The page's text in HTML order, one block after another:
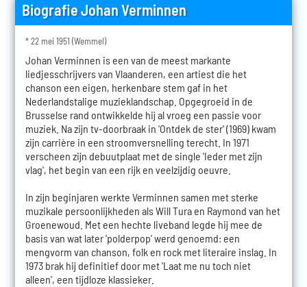
Biografie Johan Verminnen
* 22 mei 1951 (Wemmel)
Johan Verminnen is een van de meest markante
liedjesschrijvers van Vlaanderen, een artiest die het
chanson een eigen, herkenbare stem gaf in het
Nederlandstalige muzieklandschap. Opgegroeid in de
Brusselse rand ontwikkelde hij al vroeg een passie voor
muziek. Na zijn tv-doorbraak in 'Ontdek de ster' (1969) kwam
zijn carrière in een stroomversnelling terecht. In 1971
verscheen zijn debuutplaat met de single 'Ieder met zijn
vlag', het begin van een rijk en veelzijdig oeuvre.
In zijn beginjaren werkte Verminnen samen met sterke
muzikale persoonlijkheden als Will Tura en Raymond van het
Groenewoud. Met een hechte liveband legde hij mee de
basis van wat later 'polderpop' werd genoemd: een
mengvorm van chanson, folk en rock met literaire inslag. In
1973 brak hij definitief door met 'Laat me nu toch niet
alleen', een tijdloze klassieker.